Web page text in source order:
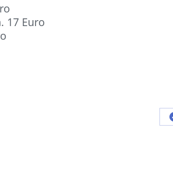
17 Euro